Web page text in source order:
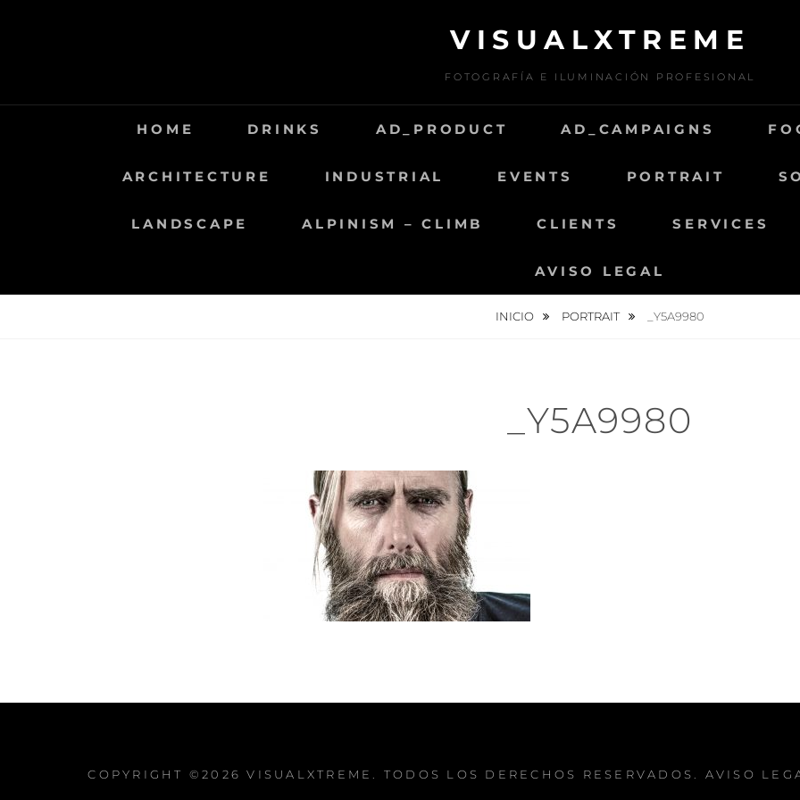
VISUALXTREME
FOTOGRAFÍA E ILUMINACIÓN PROFESIONAL
HOME DRINKS AD_PRODUCT AD_CAMPAIGNS
ARCHITECTURE INDUSTRIAL EVENTS PORTRAIT
LANDSCAPE ALPINISM – CLIMB CLIENTS SERVICES
AVISO LEGAL
INICIO PORTRAIT _Y5A9980
_Y5A9980
COPYRIGHT ©2026VISUALXTREME . TODOS LOS DERECHOS RESERVADOS. AVISO